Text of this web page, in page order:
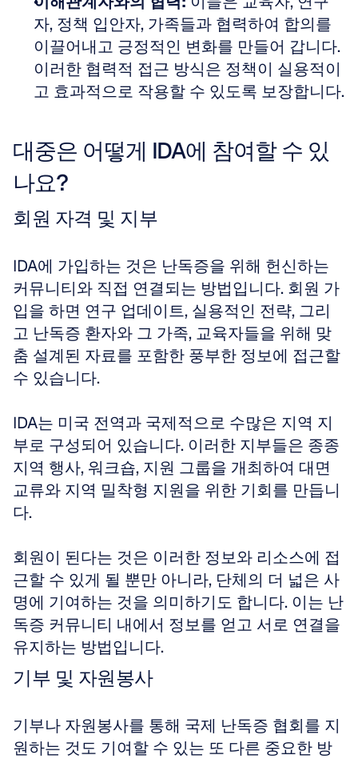
자, 정책 입안자, 가족들과 협력하여 합의를
이끌어내고 긍정적인 변화를 만들어 갑니다.
이러한 협력적 접근 방식은 정책이 실용적이
고 효과적으로 작용할 수 있도록 보장합니다.
대중은 어떻게 IDA에 참여할 수 있
나요?
회원 자격 및 지부
IDA에 가입하는 것은 난독증을 위해 헌신하는
커뮤니티와 직접 연결되는 방법입니다. 회원 가
입을 하면 연구 업데이트, 실용적인 전략, 그리
고 난독증 환자와 그 가족, 교육자들을 위해 맞
춤 설계된 자료를 포함한 풍부한 정보에 접근할
수 있습니다.
IDA는 미국 전역과 국제적으로 수많은 지역 지
부로 구성되어 있습니다. 이러한 지부들은 종종
지역 행사, 워크숍, 지원 그룹을 개최하여 대면
교류와 지역 밀착형 지원을 위한 기회를 만듭니
다.
회원이 된다는 것은 이러한 정보와 리소스에 접
근할 수 있게 될 뿐만 아니라, 단체의 더 넓은 사
명에 기여하는 것을 의미하기도 합니다. 이는 난
독증 커뮤니티 내에서 정보를 얻고 서로 연결을
유지하는 방법입니다.
기부 및 자원봉사
기부나 자원봉사를 통해 국제 난독증 협회를 지
원하는 것도 기여할 수 있는 또 다른 중요한 방